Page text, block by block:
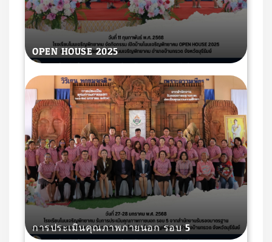
OPEN HOUSE 2025
การประเมินคุณภาพภายนอก รอบ 5